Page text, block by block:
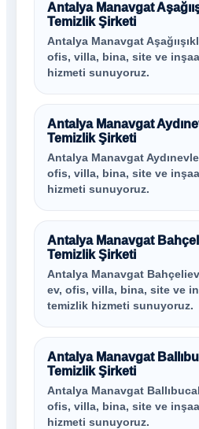
Antalya Manavgat
Temizlik Şirketi
Antalya Manavgat
ofis, villa, bina, site ve
hizmeti sunuyoruz.
Antalya Manavgat
Temizlik Şirketi
Antalya Manavgat
ofis, villa, bina, site ve
hizmeti sunuyoruz.
Antalya Manavgat
Temizlik Şirketi
Antalya Manavgat
ev, ofis, villa, bina, site ve
temizlik hizmeti sunuyoruz.
Antalya Manavgat
Temizlik Şirketi
Antalya Manavgat
ofis, villa, bina, site ve
hizmeti sunuyoruz.